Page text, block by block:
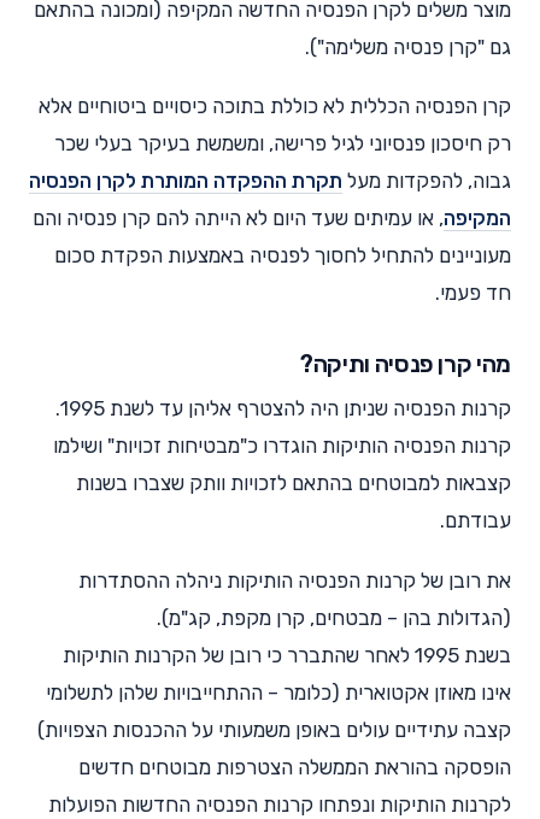
מוצר משלים לקרן הפנסיה החדשה המקיפה (ומכונה בהתאם
גם "קרן פנסיה משלימה").
קרן הפנסיה הכללית לא כוללת בתוכה כיסויים ביטוחיים אלא
רק חיסכון פנסיוני לגיל פרישה, ומשמשת בעיקר בעלי שכר
גבוה, להפקדות מעל תקרת ההפקדה המותרת לקרן הפנסיה
המקיפה, או עמיתים שעד היום לא הייתה להם קרן פנסיה והם
מעוניינים להתחיל לחסוך לפנסיה באמצעות הפקדת סכום
חד פעמי.
מהי קרן פנסיה ותיקה?
קרנות הפנסיה שניתן היה להצטרף אליהן עד לשנת 1995.
קרנות הפנסיה הותיקות הוגדרו כ"מבטיחות זכויות" ושילמו
קצבאות למבוטחים בהתאם לזכויות וותק שצברו בשנות
עבודתם.
את רובן של קרנות הפנסיה הותיקות ניהלה ההסתדרות
(הגדולות בהן – מבטחים, קרן מקפת, קג"מ).
בשנת 1995 לאחר שהתברר כי רובן של הקרנות הותיקות
אינו מאוזן אקטוארית (כלומר – ההתחייבויות שלהן לתשלומי
קצבה עתידיים עולים באופן משמעותי על ההכנסות הצפויות)
הופסקה בהוראת הממשלה הצטרפות מבוטחים חדשים
לקרנות הותיקות ונפתחו קרנות הפנסיה החדשות הפועלות